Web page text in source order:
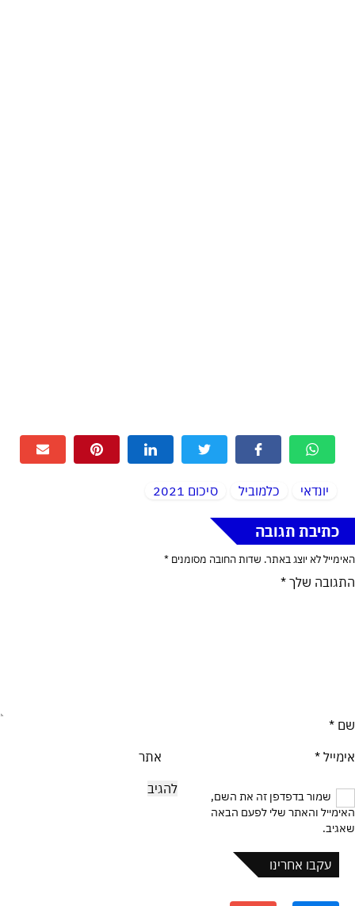
יונדאי כלמוביל סיכום 2021
כתיבת תגובה
האימייל לא יוצג באתר. שדות החובה מסומנים *
התגובה שלך *
שם *
אימייל * אתר
שמור בדפדפן זה את השם,
האימייל והאתר שלי לפעם הבאה
שאגיב.
עקבו אחרינו